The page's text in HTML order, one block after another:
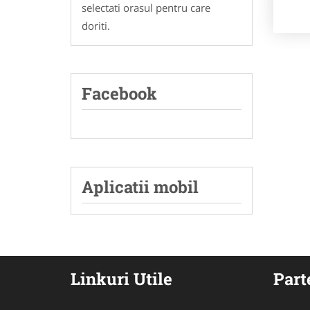
selectati orasul pentru care
doriti.
Facebook
Aplicatii mobil
Linkuri Utile